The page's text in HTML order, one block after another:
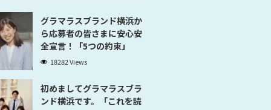
グラマラスブランド横浜か
ら応募者の皆さまに安心安
全宣言！「5つの約束」
18282 Views
初めましてグラマラスブラ
ンド横浜です。「これを読